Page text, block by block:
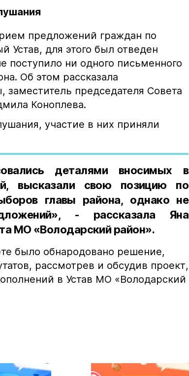
предложений граждан по
Устав, для этого был отведен
поступило ни одного письменного
Об этом рассказала
заместитель председателя Совета
Коноплева.
участие в них приняли
деталями вносимых в
высказали свою позицию по
главы района, однако не
- рассказала Яна
МО «Володарский район».
было обнародовано решение,
рассмотрев и обсудив проект,
в Устав МО «Володарский